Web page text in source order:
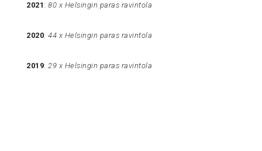
2021 :80 x Helsingin paras ravintola
2020:44 x Helsingin paras ravintola
2019:29 x Helsingin paras ravintola